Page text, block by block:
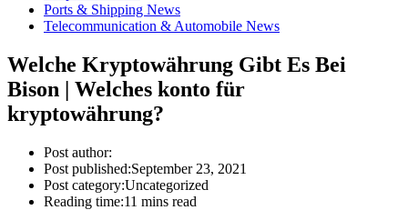
Ports & Shipping News
Telecommunication & Automobile News
Welche Kryptowährung Gibt Es Bei
Bison | Welches konto für
kryptowährung?
Post author:
Post published:September 23, 2021
Post category:Uncategorized
Reading time:11 mins read